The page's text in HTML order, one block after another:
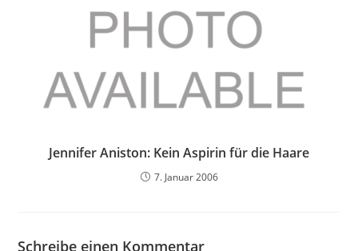
Jennifer Aniston: Kein Aspirin für die Haare
7. Januar 2006
Schreibe einen Kommentar